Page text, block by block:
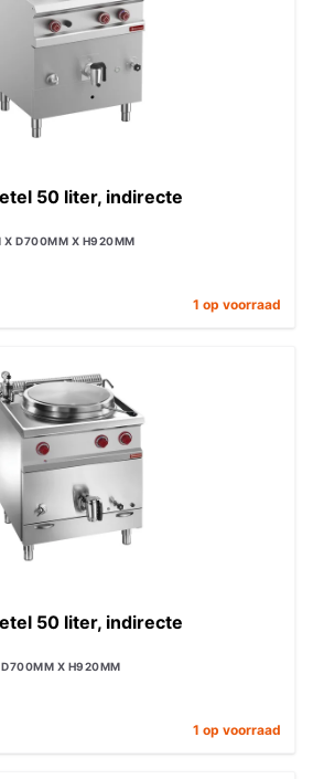
50 liter, indirecte
D700MM X H920MM
1 op voorraad
50 liter, indirecte
X H920MM
1 op voorraad